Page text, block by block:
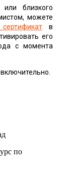
близкого
можете
в
его
с момента